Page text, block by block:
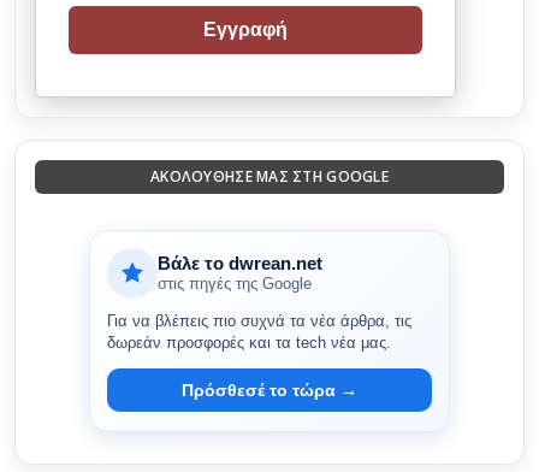
Εγγραφή
ΑΚΟΛΟΎΘΗΣΈ ΜΑΣ ΣΤΗ GOOGLE
Βάλε το dwrean.net
στις πηγές της Google
Για να βλέπεις πιο συχνά τα νέα άρθρα, τις
δωρεάν προσφορές και τα tech νέα μας.
Πρόσθεσέ το τώρα →